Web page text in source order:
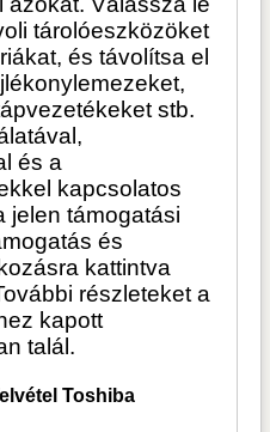
tárolóeszközöket
és távolítsa el
stb.
és a
kapcsolatos
jelen támogatási
és
kattintva
részleteket a
kapott
talál.
Toshiba